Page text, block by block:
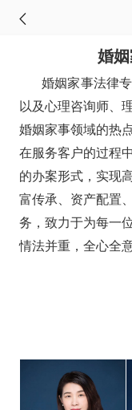
婚
婚姻家事法律
以及心理咨询师、
婚姻家事领域的热
在服务客户的过程
的办案形式，实现
富传承、资产配置
务，致力于为每一
情法并重，全心全